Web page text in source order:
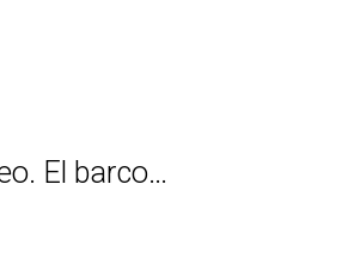
El barco…